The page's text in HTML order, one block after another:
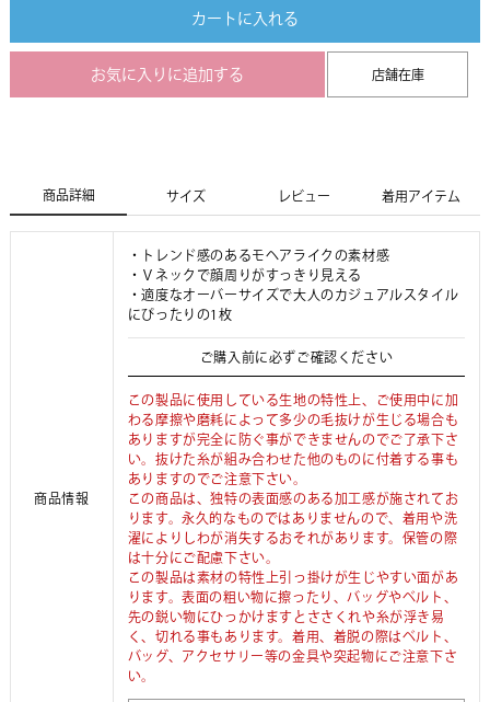
カートに入れる
お気に入りに追加する 店舗在庫
商品詳細 サイズ レビュー 着用アイテム
商品情報
・トレンド感のあるモヘアライクの素材感
・Ｖネックで顔周りがすっきり見える
・適度なオーバーサイズで大人のカジュアルスタイル
にぴったりの1枚
ご購入前に必ずご確認ください
この製品に使用している生地の特性上、ご使用中に加
わる摩擦や磨耗によって多少の毛抜けが生じる場合も
ありますが完全に防ぐ事ができませんのでご了承下さ
い。抜けた糸が組み合わせた他のものに付着する事も
ありますのでご注意下さい。
この商品は、独特の表面感のある加工感が施されてお
ります。永久的なものではありませんので、着用や洗
濯によりしわが消失するおそれがあります。保管の際
は十分にご配慮下さい。
この製品は素材の特性上引っ掛けが生じやすい面があ
ります。表面の粗い物に擦ったり、バッグやベルト、
先の鋭い物にひっかけますとささくれや糸が浮き易
く、切れる事もあります。着用、着脱の際はベルト、
バッグ、アクセサリー等の金具や突起物にご注意下さ
い。